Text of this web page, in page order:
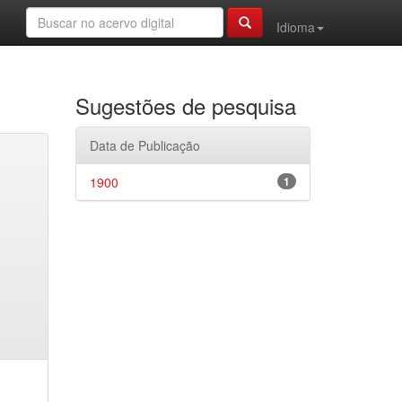
Idioma
Sugestões de pesquisa
Data de Publicação
1
1900